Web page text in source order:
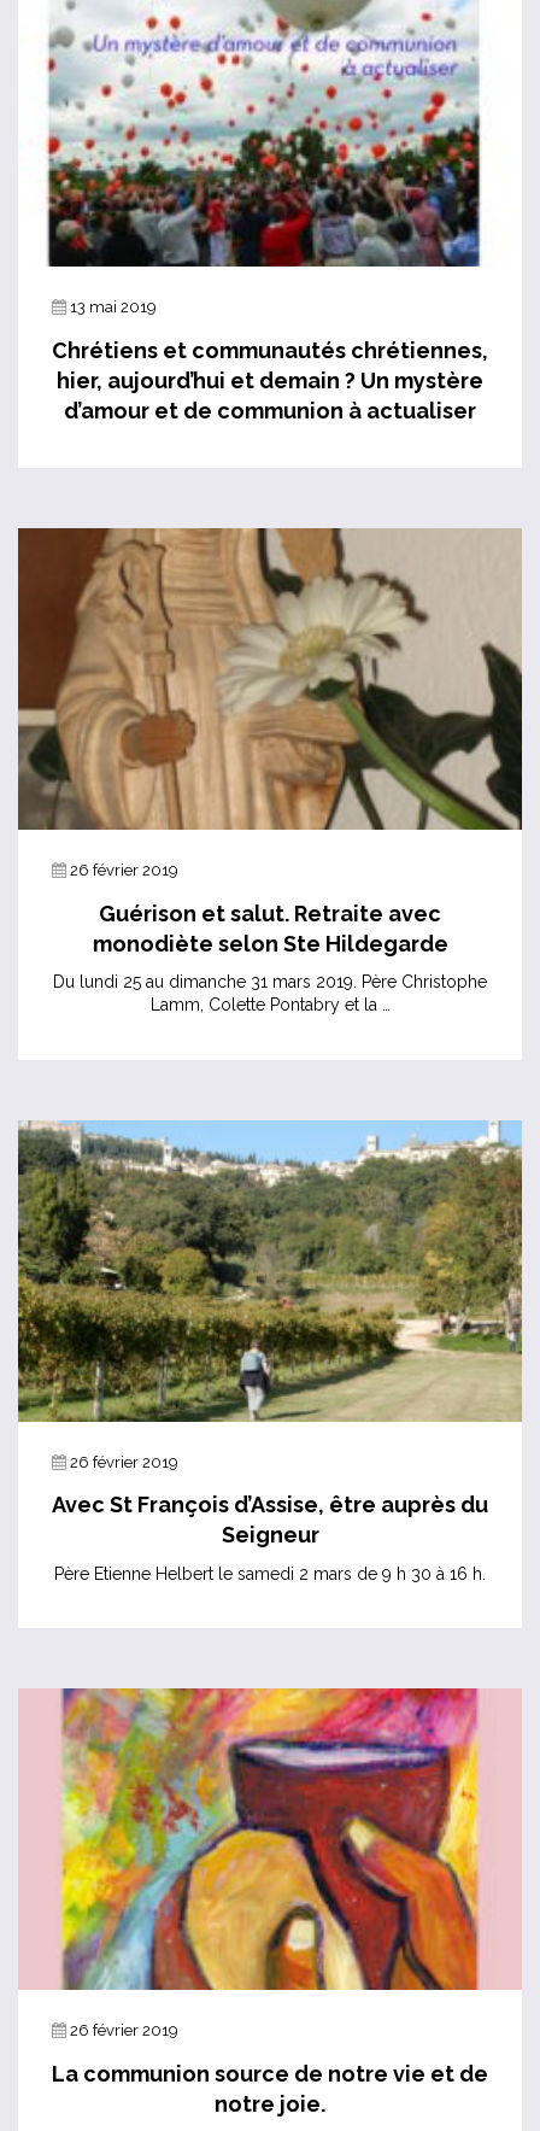
13 mai 2019
Chrétiens et communautés chrétiennes,
hier, aujourd’hui et demain ? Un mystère
d’amour et de communion à actualiser
26 février 2019
Guérison et salut. Retraite avec
monodiète selon Ste Hildegarde
Du lundi 25 au dimanche 31 mars 2019. Père Christophe
Lamm, Colette Pontabry et la …
26 février 2019
Avec St François d’Assise, être auprès du
Seigneur
Père Etienne Helbert le samedi 2 mars de 9 h 30 à 16 h.
26 février 2019
La communion source de notre vie et de
notre joie.